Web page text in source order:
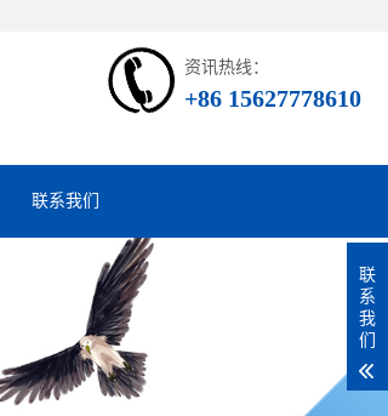
资讯热线：
+86 15627778610
联系我们
联
系
我
们